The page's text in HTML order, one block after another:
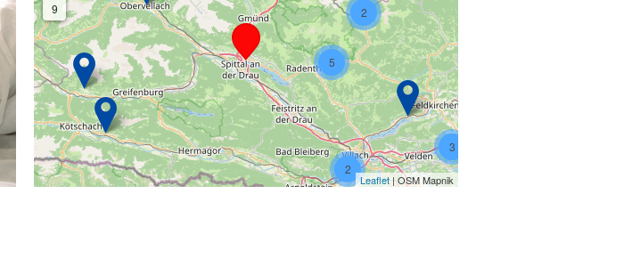
2
3
2
5
9
Leaflet| OSM Mapnik